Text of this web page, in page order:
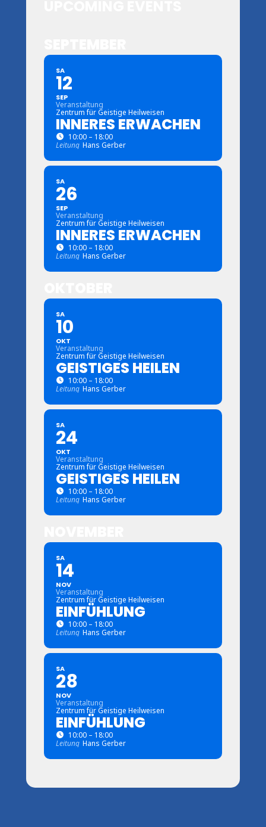
SA
12
SEP
Veranstaltung
Zentrum für Geistige Heilweisen
INNERES ERWACHEN
10:00 – 18:00
Leitung Hans Gerber
SA
26
SEP
Veranstaltung
Zentrum für Geistige Heilweisen
INNERES ERWACHEN
10:00 – 18:00
Leitung Hans Gerber
SA
10
OKT
Veranstaltung
Zentrum für Geistige Heilweisen
GEISTIGES HEILEN
10:00 – 18:00
Leitung Hans Gerber
SA
24
OKT
Veranstaltung
Zentrum für Geistige Heilweisen
GEISTIGES HEILEN
10:00 – 18:00
Leitung Hans Gerber
SA
14
NOV
Veranstaltung
Zentrum für Geistige Heilweisen
EINFÜHLUNG
10:00 – 18:00
Leitung Hans Gerber
SA
28
NOV
Veranstaltung
Zentrum für Geistige Heilweisen
EINFÜHLUNG
10:00 – 18:00
Leitung Hans Gerber